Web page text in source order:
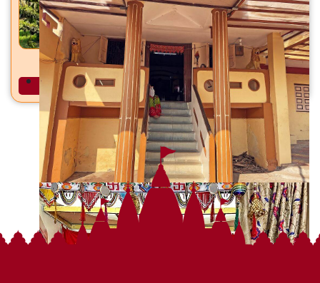
परशुराम मंदिर गनसाडा, ताल. सोनड, जि. तापी
अधिक माहिती